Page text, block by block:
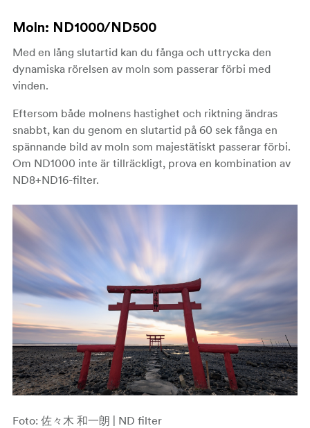
Moln: ND1000/ND500
Med en lång slutartid kan du fånga och uttrycka den
dynamiska rörelsen av moln som passerar förbi med
vinden.
Eftersom både molnens hastighet och riktning ändras
snabbt, kan du genom en slutartid på 60 sek fånga en
spännande bild av moln som majestätiskt passerar förbi.
Om ND1000 inte är tillräckligt, prova en kombination av
ND8+ND16-filter.
Foto: 佐々木 和一朗 | ND filter